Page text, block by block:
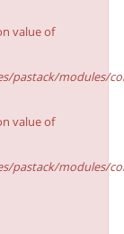
value of
modules/
value of
modules/